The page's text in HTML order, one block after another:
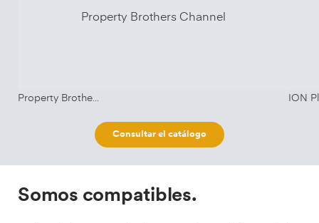
Property Brothers Channel
Property Brothers Channel ION
Consultar el catálogo
Somos compatibles.